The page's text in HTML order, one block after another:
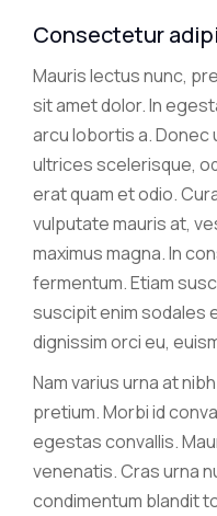
Consectetur
Mauris lectus nunc,
sit amet dolor. In
arcu lobortis a.
ultrices scelerisque,
erat quam et odio.
vulputate mauris at,
maximus magna. In
fermentum. Etiam
suscipit enim sodales
dignissim orci eu,
Nam varius urna at
pretium. Morbi id
egestas convallis.
venenatis. Cras urna
condimentum blandit